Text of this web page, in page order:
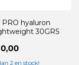
PRO hyaluron
30GRS
2 en stock!